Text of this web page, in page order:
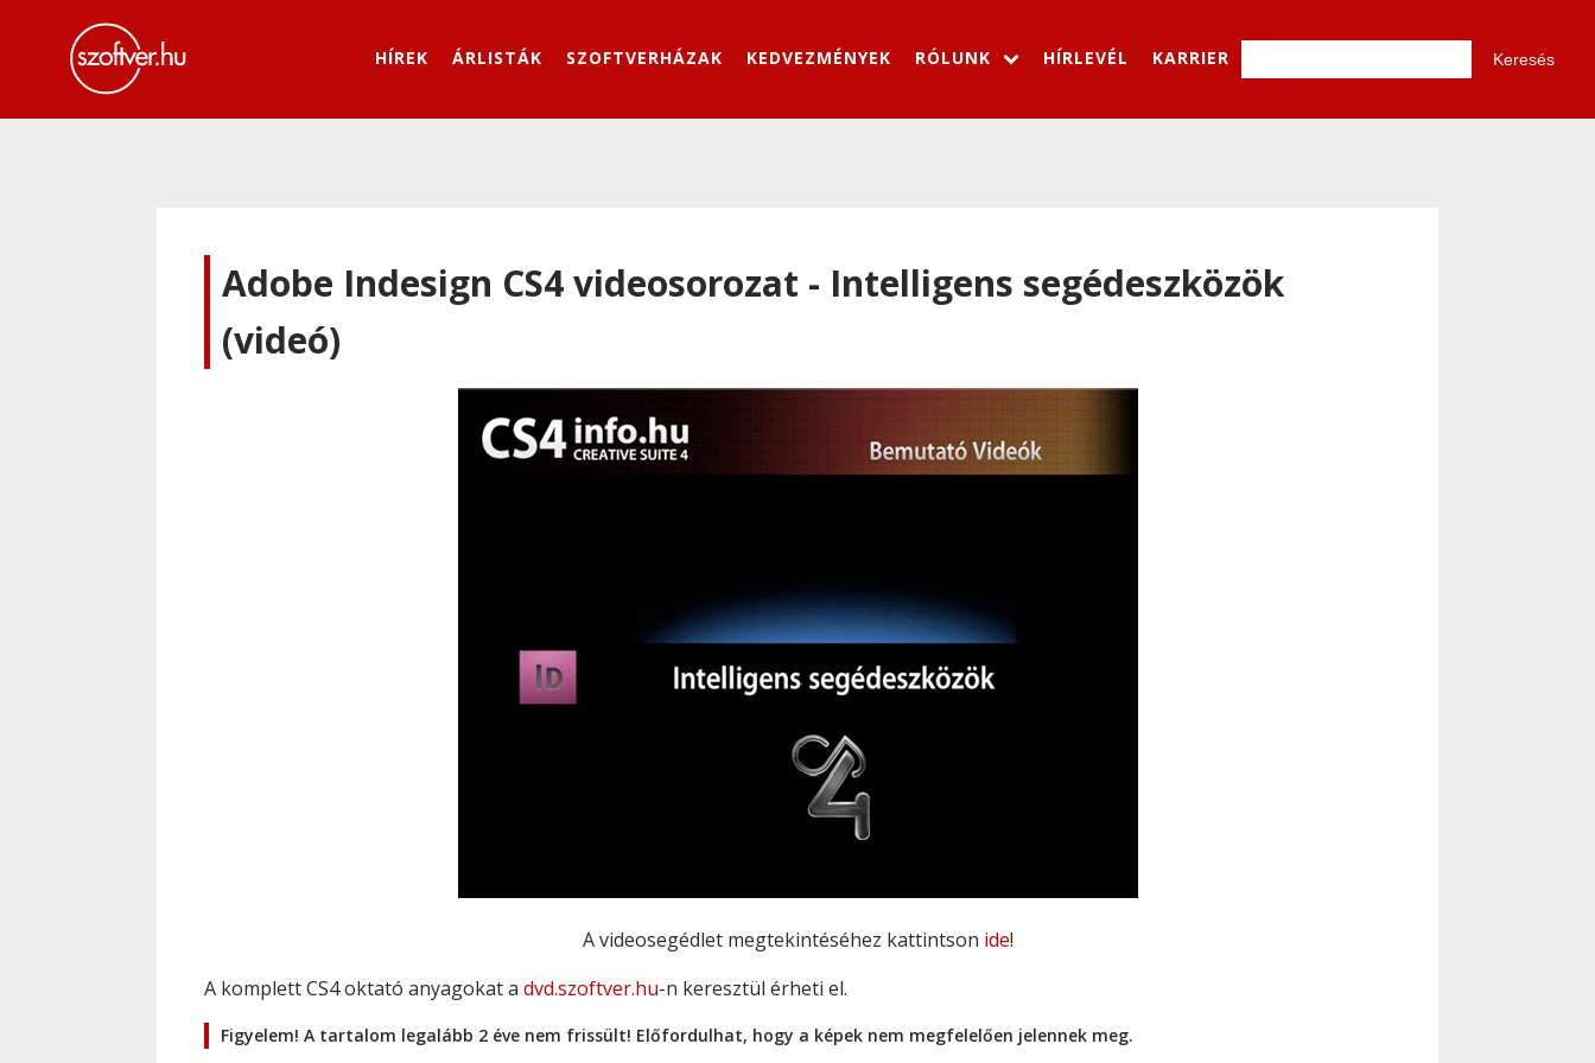
HÍREK ÁRLISTÁK SZOFTVERHÁZAK KEDVEZMÉNYEK RÓLUNK HÍRLEVÉL KARRIER
Adobe Indesign CS4 videosorozat - Intelligens segédeszközök
(videó)
A videosegédlet megtekintéséhez kattintson ide!
A komplett CS4 oktató anyagokat a dvd.szoftver.hu-n keresztül érheti el.
Figyelem! A tartalom legalább 2 éve nem frissült! Előfordulhat, hogy a képek nem megfelelően jelennek meg.